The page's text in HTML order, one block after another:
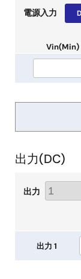
電源入力
Vin(Min)
出力(DC)
出力
出力 1